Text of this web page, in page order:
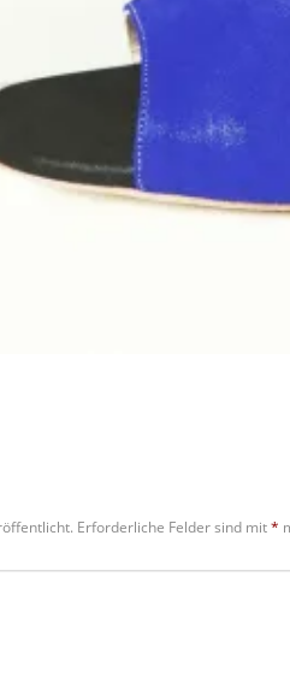
Erforderliche Felder sind mit*